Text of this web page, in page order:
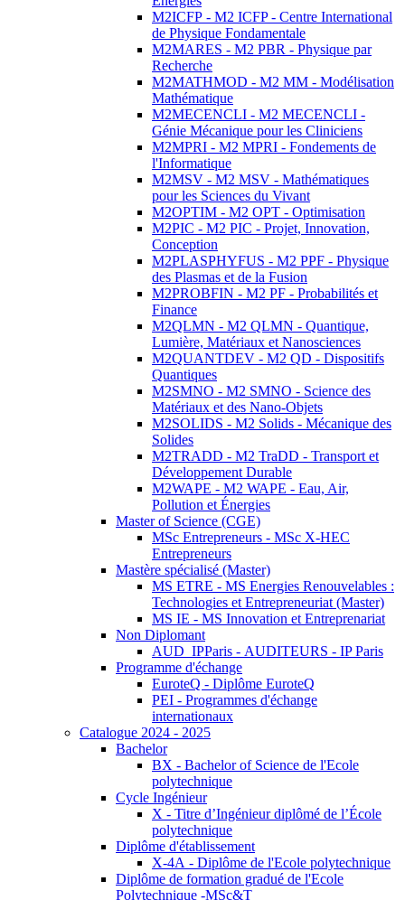
M2ICFP - M2 ICFP - Centre International
de Physique Fondamentale
M2MARES - M2 PBR - Physique par
Recherche
M2MATHMOD - M2 MM - Modélisation
Mathématique
M2MECENCLI - M2 MECENCLI -
Génie Mécanique pour les Cliniciens
M2MPRI - M2 MPRI - Fondements de
l'Informatique
M2MSV - M2 MSV - Mathématiques
pour les Sciences du Vivant
M2OPTIM - M2 OPT - Optimisation
M2PIC - M2 PIC - Projet, Innovation,
Conception
M2PLASPHYFUS - M2 PPF - Physique
des Plasmas et de la Fusion
M2PROBFIN - M2 PF - Probabilités et
Finance
M2QLMN - M2 QLMN - Quantique,
Lumière, Matériaux et Nanosciences
M2QUANTDEV - M2 QD - Dispositifs
Quantiques
M2SMNO - M2 SMNO - Science des
Matériaux et des Nano-Objets
M2SOLIDS - M2 Solids - Mécanique des
Solides
M2TRADD - M2 TraDD - Transport et
Développement Durable
M2WAPE - M2 WAPE - Eau, Air,
Pollution et Énergies
Master of Science (CGE)
MSc Entrepreneurs - MSc X-HEC
Entrepreneurs
Mastère spécialisé (Master)
MS ETRE - MS Energies Renouvelables :
Technologies et Entrepreneuriat (Master)
MS IE - MS Innovation et Entreprenariat
Non Diplomant
AUD_IPParis - AUDITEURS - IP Paris
Programme d'échange
EuroteQ - Diplôme EuroteQ
PEI - Programmes d'échange
internationaux
Catalogue 2024 - 2025
Bachelor
BX - Bachelor of Science de l'Ecole
polytechnique
Cycle Ingénieur
X - Titre d’Ingénieur diplômé de l’École
polytechnique
Diplôme d'établissement
X-4A - Diplôme de l'Ecole polytechnique
Diplôme de formation gradué de l'Ecole
Polytechnique -MSc&T